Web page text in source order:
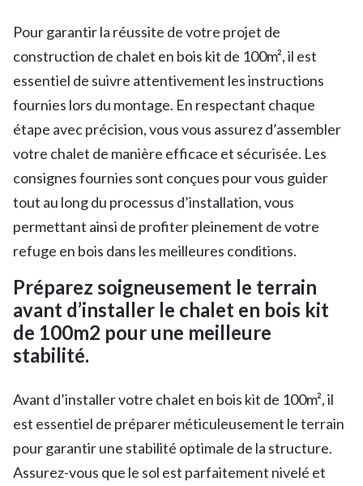
Pour garantir la réussite de votre projet de
construction de chalet en bois kit de 100m², il est
essentiel de suivre attentivement les instructions
fournies lors du montage. En respectant chaque
étape avec précision, vous vous assurez d’assembler
votre chalet de manière efficace et sécurisée. Les
consignes fournies sont conçues pour vous guider
tout au long du processus d’installation, vous
permettant ainsi de profiter pleinement de votre
refuge en bois dans les meilleures conditions.
Préparez soigneusement le terrain
avant d’installer le chalet en bois kit
de 100m2 pour une meilleure
stabilité.
Avant d’installer votre chalet en bois kit de 100m², il
est essentiel de préparer méticuleusement le terrain
pour garantir une stabilité optimale de la structure.
Assurez-vous que le sol est parfaitement nivelé et